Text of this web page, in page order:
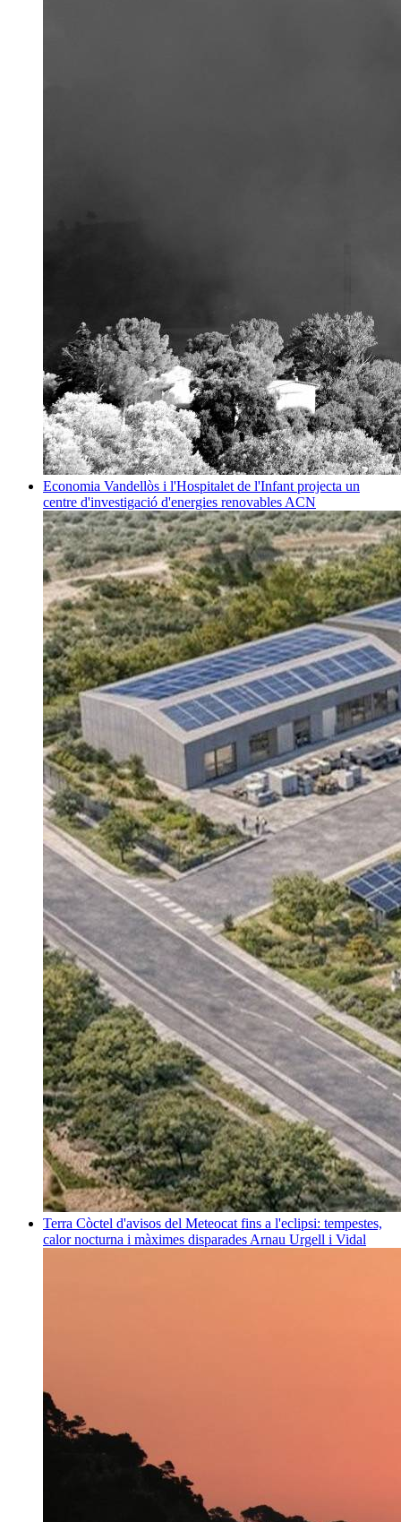
Economia Vandellòs i l'Hospitalet de l'Infant projecta un
centre d'investigació d'energies renovables ACN
Terra Còctel d'avisos del Meteocat fins a l'eclipsi: tempestes,
calor nocturna i màximes disparades Arnau Urgell i Vidal